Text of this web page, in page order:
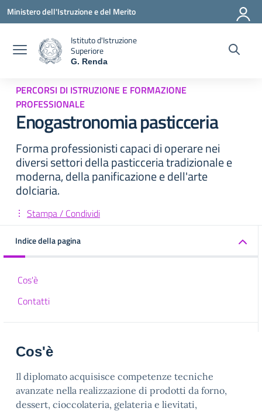
Vai ai contenuti
Vai al menu di navigazione
Vai al footer
Ministero dell'Istruzione e del Merito
Istituto d'Istruzione
Superiore
G. Renda
PERCORSI DI ISTRUZIONE E FORMAZIONE
PROFESSIONALE
Enogastronomia pasticceria
Forma professionisti capaci di operare nei
diversi settori della pasticceria tradizionale e
moderna, della panificazione e dell'arte
dolciaria.
Stampa / Condividi
Indice della pagina
Cos'è
Contatti
Cos'è
Il diplomato acquisisce competenze tecniche
avanzate nella realizzazione di prodotti da forno,
dessert, cioccolateria, gelateria e lievitati,